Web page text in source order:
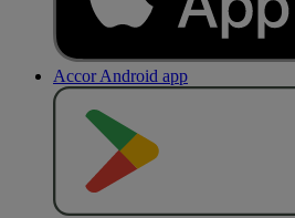
Accor Android app